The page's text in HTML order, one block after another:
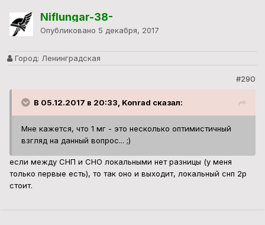
Niflungar-38-
Опубликовано 5 декабря, 2017
Город: Ленинградская
#290
В 05.12.2017 в 20:33, Konrad сказал:
Мне кажется, что 1 мг - это несколько оптимистичный
взгляд на данный вопрос... ;)
если между СНП и СНО локальными нет разницы (у меня
только первые есть), то так оно и выходит, локальный снп 2р
стоит.